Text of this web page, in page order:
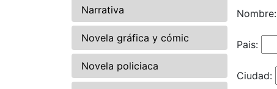
Narrativa
Novela gráfica y cómic
Novela policiaca
Nombre:
Pais:
Ciudad: